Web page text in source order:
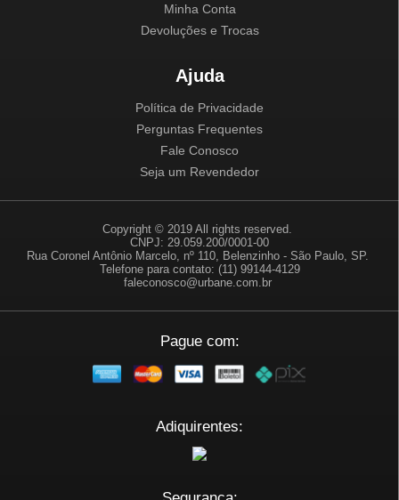
Minha Conta
Devoluções e Trocas
Ajuda
Política de Privacidade
Perguntas Frequentes
Fale Conosco
Seja um Revendedor
Copyright © 2019 All rights reserved.
CNPJ: 29.059.200/0001-00
Rua Coronel Antônio Marcelo, nº 110, Belenzinho - São Paulo, SP.
Telefone para contato: (11) 99144-4129
faleconosco@urbane.com.br
Pague com:
Adiquirentes: